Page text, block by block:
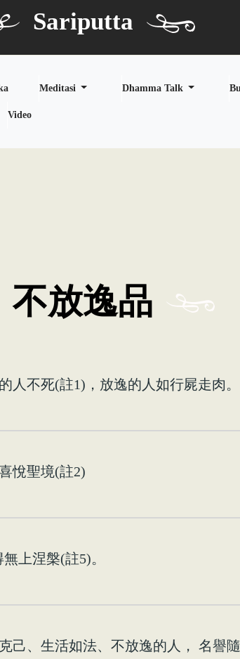
Sariputta
Meditasi Dhamma Talk
Video
不放逸品
人不死(註1)，放逸的人如行屍走肉。
悅聖境(註2)
上涅槃(註5)。
、生活如法、不放逸的人， 名譽隨